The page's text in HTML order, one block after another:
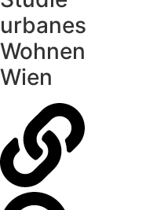
urbanes
Wohnen
Wien